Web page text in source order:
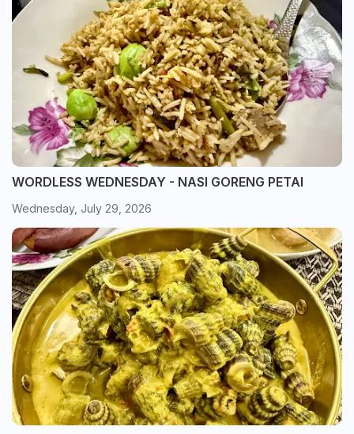
WORDLESS WEDNESDAY - NASI GORENG PETAI
Wednesday, July 29, 2026